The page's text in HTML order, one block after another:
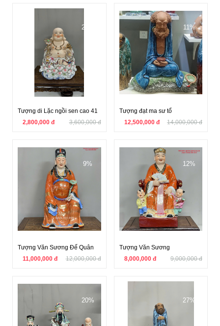
23%
Tượng di Lặc ngồi sen cao 41
2,800,000 đ
3,600,000 đ
11%
Tượng đạt ma sư tổ
12,500,000 đ
14,000,000 đ
9%
Tượng Văn Sương Đế Quân
11,000,000 đ
12,000,000 đ
12%
Tượng Văn Sương
8,000,000 đ
9,000,000 đ
20% 27%